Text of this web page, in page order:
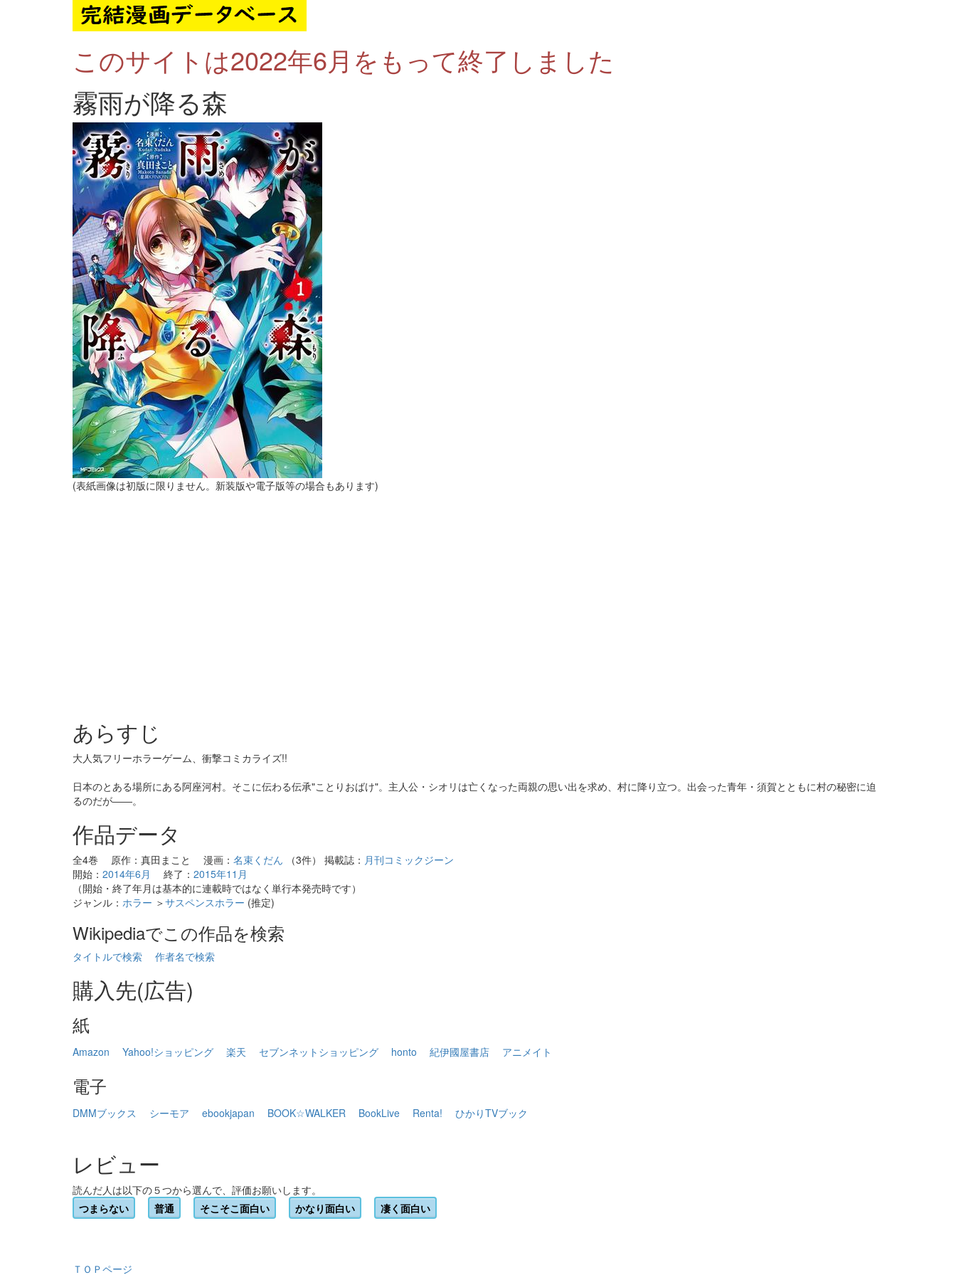
このサイトは2022年6月をもって終了しました
霧雨が降る森
(表紙画像は初版に限りません。新装版や電子版等の場合もあります)
あらすじ
大人気フリーホラーゲーム、衝撃コミカライズ!!
日本のとある場所にある阿座河村。そこに伝わる伝承"ことりおばけ"。主人公・シオリは亡くなった両親の思い出を求め、村に降り立つ。出会った青年・須賀とともに村の秘密に迫
るのだが――。
作品データ
全4巻 原作：真田まこと 漫画： 名束くだん （3件） 掲載誌： 月刊コミックジーン
開始： 2014年6月 終了： 2015年11月
（開始・終了年月は基本的に連載時ではなく単行本発売時です）
ジャンル： ホラー ＞サスペンスホラー (推定)
Wikipediaでこの作品を検索
タイトルで検索 作者名で検索
購入先(広告)
紙
Amazon Yahoo!ショッピング 楽天 セブンネットショッピング honto 紀伊國屋書店 アニメイト
電子
DMMブックス シーモア ebookjapan BOOK☆WALKER BookLive Renta! ひかりTVブック
レビュー
読んだ人は以下の５つから選んで、評価お願いします。
つまらない
普通 そこそこ面白い かなり面白い 凄く面白い
ＴＯＰページ